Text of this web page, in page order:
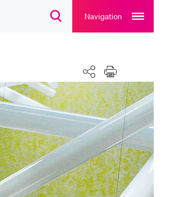
SuchdialogNavigation
main
navigation
Teilen Drucken